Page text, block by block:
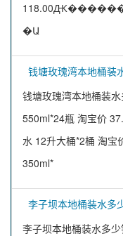
�Ա
钱塘玫瑰湾本地桶装
钱塘玫瑰湾本地桶装
550ml*24瓶 淘宝价
水 12升大桶*2桶 淘宝
350ml*
李子坝本地桶装水多
李子坝本地桶装水多